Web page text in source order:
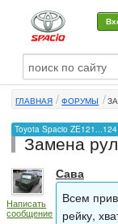
О машине
Автоклуб
Форумы
Сервисы и услуги
Новости
ГЛАВНАЯ ФОРУМЫ
Toyota Spacio ZE121...124
Замена
Написать
сообщение
Сава
Всем
рейку,